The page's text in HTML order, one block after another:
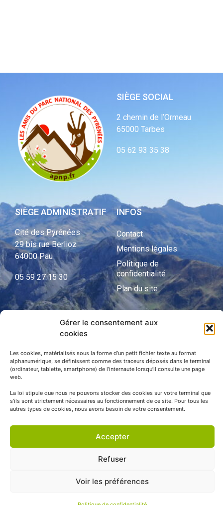
Gérer le consentement aux
cookies
Les cookies, matérialisés sous la forme d’un petit fichier texte au format
alphanumérique, se définissent comme des traceurs déposés dans le terminal
(ordinateur, tablette, smartphone) de l’internaute lorsqu’il consulte une page
web.
La loi stipule que nous ne pouvons stocker des cookies sur votre terminal que
s’ils sont strictement nécessaires au fonctionnement de ce site. Pour tous les
autres types de cookies, nous avons besoin de votre consentement.
Accepter
Refuser
Voir les préférences
SIÈGE SOCIAL
2 chemin de l’Ormeau
65000 Tarbes
05 62 93 35 38
SIÈGE ADMINISTRATIF
Cité des Pyrénées
29 bis rue Berlioz
64000 Pau
05 59 27 15 30
INFOS
Contact
Mentions légales
Politique de
confidentialité
Plan du site
Parc national des Pyrénées
© APNP Copyright Tous droits réservés © 1970 - 2023 | Une
réalisation Happiness -Agence de communication